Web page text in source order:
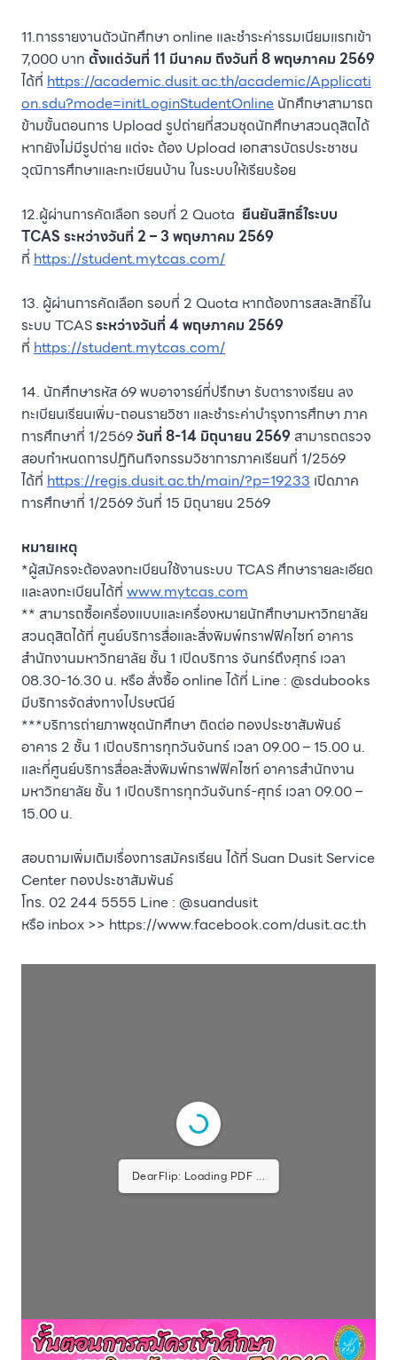
11.การรายงานตัวนักศึกษา online และชำระค่ารรมเนียมแรกเข้า
7,000 บาท ตั้งแต่วันที่ 11 มีนาคม ถึงวันที่ 8 พฤษภาคม 2569
ได้ที่ https://academic.dusit.ac.th/academic/Applicati
on.sdu?mode=initLoginStudentOnline นักศึกษาสามารถ
ข้ามขั้นตอนการ Upload รูปถ่ายที่สวมชุดนักศึกษาสวนดุสิตได้
หากยังไม่มีรูปถ่าย แต่จะ ต้อง Upload เอกสารบัตรประชาชน
วุฒิการศึกษาและทะเบียนบ้าน ในระบบให้เรียบร้อย
12.ผู้ผ่านการคัดเลือก รอบที่ 2 Quota ยืนยันสิทธิ์ใระบบ
TCAS ระหว่างวันที่ 2 – 3 พฤษภาคม 2569
ที่ https://student.mytcas.com/
13. ผู้ผ่านการคัดเลือก รอบที่ 2 Quota หากต้องการสละสิทธิ์ใน
ระบบ TCASระหว่างวันที่ 4 พฤษภาคม 2569
ที่ https://student.mytcas.com/
14. นักศึกษารหัส 69 พบอาจารย์ที่ปรึกษา รับตารางเรียน ลง
ทะเบียนเรียนเพิ่ม-ถอนรายวิชา และชำระค่าบำรุงการศึกษา ภาค
การศึกษาที่ 1/2569วันที่ 8-14 มิถุนายน 2569 สามารถตรวจ
สอบกำหนดการปฏิทินกิจกรรมวิชาการภาคเรียนที่ 1/2569
ได้ที่ https://regis.dusit.ac.th/main/?p=19233 เปิดภาค
การศึกษาที่ 1/2569 วันที่ 15 มิถุนายน 2569
หมายเหตุ
*ผู้สมัครจะต้องลงทะเบียนใช้งานระบบ TCAS ศึกษารายละเอียด
และลงทะเบียนได้ที่ www.mytcas.com
** สามารถซื้อเครื่องแบบและเครื่องหมายนักศึกษามหาวิทยาลัย
สวนดุสิตได้ที่ ศูนย์บริการสื่อและสิ่งพิมพ์กราฟฟิคไซท์ อาคาร
สำนักงานมหาวิทยาลัย ชั้น 1 เปิดบริการ จันทร์ถึงศุกร์ เวลา
08.30-16.30 น. หรือ สั่งซื้อ online ได้ที่ Line : @sdubooks
มีบริการจัดส่งทางไปรษณีย์
***บริการถ่ายภาพชุดนักศึกษา ติดต่อ กองประชาสัมพันธ์
อาคาร 2 ชั้น 1 เปิดบริการทุกวันจันทร์ เวลา 09.00 – 15.00 น.
และที่ศูนย์บริการสื่อละสิ่งพิมพ์กราฟฟิคไซท์ อาคารสำนักงาน
มหาวิทยาลัย ชั้น 1 เปิดบริการทุกวันจันทร์-ศุกร์ เวลา 09.00 –
15.00 น.
สอบถามเพิ่มเติมเรื่องการสมัครเรียน ได้ที่ Suan Dusit Service
Center กองประชาสัมพันธ์
โทร. 02 244 5555 Line : @suandusit
หรือ inbox >> https://www.facebook.com/dusit.ac.th